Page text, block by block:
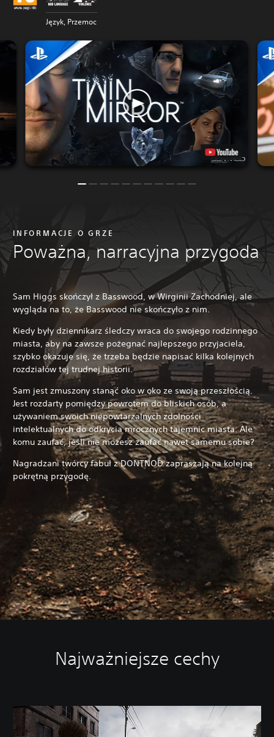
Język, Przemoc
INFORMACJE O GRZE
Poważna, narracyjna przygoda
Sam Higgs skończył z Basswood, w Wirginii Zachodniej, ale
wygląda na to, że Basswood nie skończyło z nim.
Kiedy były dziennikarz śledczy wraca do swojego rodzinnego
miasta, aby na zawsze pożegnać najlepszego przyjaciela,
szybko okazuje się, że trzeba będzie napisać kilka kolejnych
rozdziałów tej trudnej historii.
Sam jest zmuszony stanąć oko w oko ze swoją przeszłością.
Jest rozdarty pomiędzy powrotem do bliskich osób, a
używaniem swoich niepowtarzalnych zdolności
intelektualnych do odkrycia mrocznych tajemnic miasta. Ale
komu zaufać, jeśli nie możesz zaufać nawet samemu sobie?
Nagradzani twórcy fabuł z DONTNOD zapraszają na kolejną
pokrętną przygodę.
Najważniejsze cechy